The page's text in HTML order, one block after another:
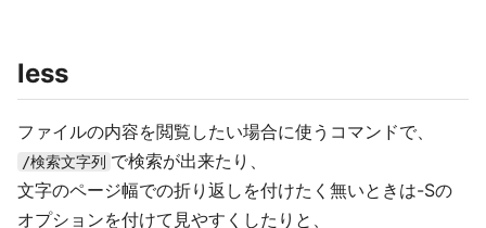
less
ファイルの内容を閲覧したい場合に使うコマンドで、
/検索文字列 で検索が出来たり、
文字のページ幅での折り返しを付けたく無いときは-Sの
オプションを付けて見やすくしたりと、